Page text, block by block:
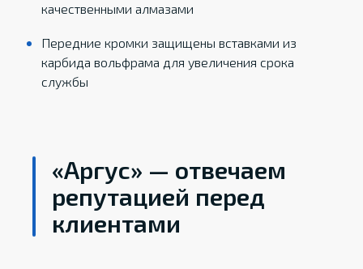
качественными алмазами
Передние кромки защищены вставками из
карбида вольфрама для увеличения срока
службы
«Аргус» — отвечаем
репутацией перед
клиентами